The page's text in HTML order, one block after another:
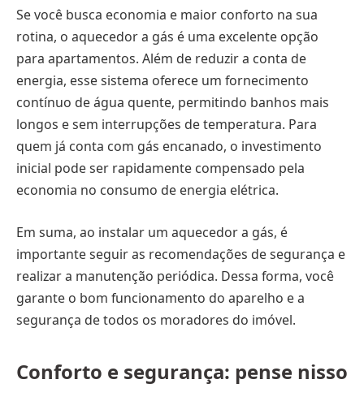
Se você busca economia e maior conforto na sua
rotina, o aquecedor a gás é uma excelente opção
para apartamentos. Além de reduzir a conta de
energia, esse sistema oferece um fornecimento
contínuo de água quente, permitindo banhos mais
longos e sem interrupções de temperatura. Para
quem já conta com gás encanado, o investimento
inicial pode ser rapidamente compensado pela
economia no consumo de energia elétrica.
Em suma, ao instalar um aquecedor a gás, é
importante seguir as recomendações de segurança e
realizar a manutenção periódica. Dessa forma, você
garante o bom funcionamento do aparelho e a
segurança de todos os moradores do imóvel.
Conforto e segurança: pense nisso